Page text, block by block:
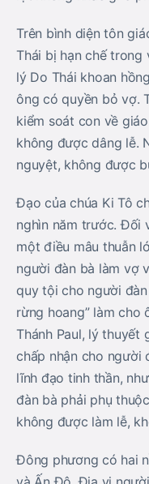
Trên bình diện tôn
Thái bị hạn chế
lý Do Thái khoan
ông có quyền bỏ vợ.
kiểm soát con về
không được dâng lễ.
nguyệt, không được
Ðạo của chúa Ki Tô
nghìn năm trước. Ðối
một điều mâu thuẫn
người đàn bà làm vợ
quy tội cho người
rừng hoang” làm
Thánh Paul, lý thuyết
chấp nhận cho người
lĩnh đạo tinh thần,
đàn bà phải phụ
không được làm lễ,
Ðông phương có hai